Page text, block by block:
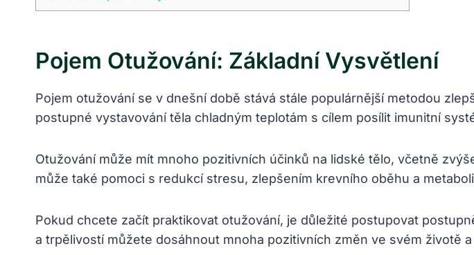
Pojem Otužování: Základní Vysvětlení
Pojem otužování se v dnešní době stává stále populárnější metodou
postupné vystavování těla chladným teplotám s cílem posílit imunitní
Otužování může mít mnoho pozitivních účinků na lidské tělo, včetně
může také pomoci s redukcí stresu, zlepšením krevního oběhu a
Pokud chcete začít praktikovat otužování, je důležité postupovat
a trpělivostí můžete dosáhnout mnoha pozitivních změn ve svém životě